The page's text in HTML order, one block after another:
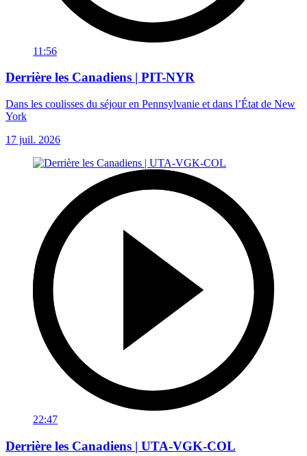
11:56
Derrière les Canadiens | PIT-NYR
Dans les coulisses du séjour en Pennsylvanie et dans l’État de New
York
17 juil. 2026
22:47
Derrière les Canadiens | UTA-VGK-COL